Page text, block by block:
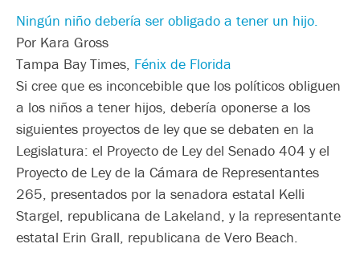
Ningún niño debería ser obligado a tener un hijo.
Por Kara Gross
Tampa Bay Times, Fénix de Florida
Si cree que es inconcebible que los políticos obliguen
a los niños a tener hijos, debería oponerse a los
siguientes proyectos de ley que se debaten en la
Legislatura: el Proyecto de Ley del Senado 404 y el
Proyecto de Ley de la Cámara de Representantes
265, presentados por la senadora estatal Kelli
Stargel, republicana de Lakeland, y la representante
estatal Erin Grall, republicana de Vero Beach.